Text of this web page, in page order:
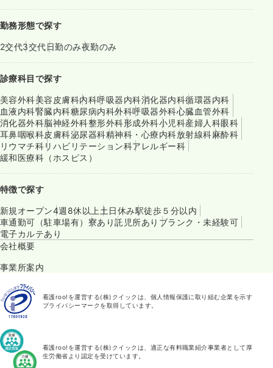
勤務形態で探す
2交代3交代日勤のみ夜勤のみ
診療科目で探す
美容外科美容皮膚科内科呼吸器内科消化器内科循環器内科
血液内科腎臓内科糖尿病内科外科呼吸器外科心臓血管外科
消化器外科脳神経外科整形外科形成外科小児科産婦人科眼科
耳鼻咽喉科皮膚科泌尿器科精神科・心療内科放射線科麻酔科
リウマチ科リハビリテーション科アレルギー科
緩和医療科（ホスピス）
特徴で探す
新規オープン4週8休以上土日休み駅徒歩５分以内
車通勤可（駐車場有） 寮あり託児所あり ブランク・未経験可
電子カルテあり
会社概要
事業所案内
看護roo!を運営する(株)クイックは、個人情報保護に取り組む企業を示す
プライバシーマークを取得しています。
看護roo!を運営する(株)クイックは、適正な有料職業紹介事業者として厚
生労働省より認定を受けています。